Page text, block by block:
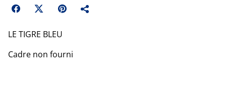
LE TIGRE BLEU
Cadre non fourni